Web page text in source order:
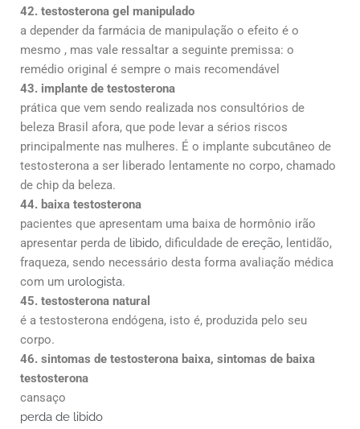
42. testosterona gel manipulado
a depender da farmácia de manipulação o efeito é o
mesmo , mas vale ressaltar a seguinte premissa: o
remédio original é sempre o mais recomendável
43. implante de testosterona
prática que vem sendo realizada nos consultórios de
beleza Brasil afora, que pode levar a sérios riscos
principalmente nas mulheres. É o implante subcutâneo de
testosterona a ser liberado lentamente no corpo, chamado
de chip da beleza.
44. baixa testosterona
pacientes que apresentam uma baixa de hormônio irão
apresentar perda de libido, dificuldade de ereção, lentidão,
fraqueza, sendo necessário desta forma avaliação médica
com um urologista.
45. testosterona natural
é a testosterona endógena, isto é, produzida pelo seu
corpo.
46. sintomas de testosterona baixa, sintomas de baixa
testosterona
cansaço
perda de libido